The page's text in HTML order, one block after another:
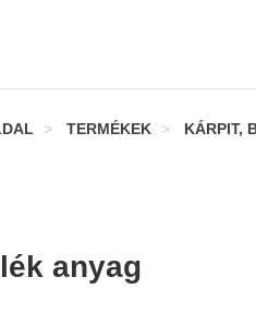
TERMÉKEK KÁRPIT,
anyag